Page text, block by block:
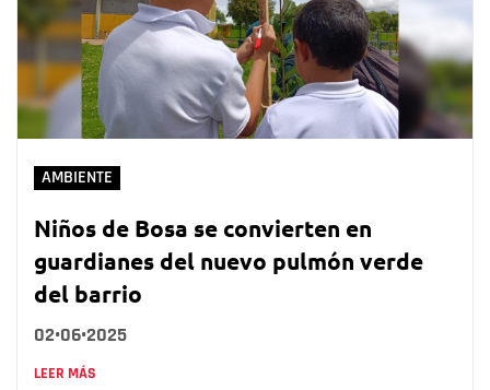
AMBIENTE
Niños de Bosa se convierten en
guardianes del nuevo pulmón verde
del barrio
02•06•2025
LEER MÁS